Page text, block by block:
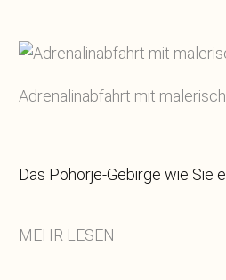
Adrenalinabfahrt mit
Das Pohorje-Gebirge wie Sie
MEHR LESEN